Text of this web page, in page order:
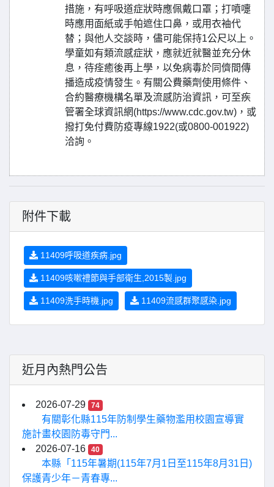
措施，有呼吸道症狀時應佩戴口罩；打噴嚏
時應用面紙或手帕遮住口鼻，或用衣袖代
替；與他人交談時，儘可能保持1公尺以上。
學童如有類流感症狀，應就近就醫並充分休
息，待痊癒後再上學，以免病毒於同儕間傳
播造成疫情發生。有關公費藥劑使用條件、
合約醫療機構名單及流感防治資訊，可至疾
管署全球資訊網(https://www.cdc.gov.tw)，或
撥打免付費防疫專線1922(或0800-001922)
洽詢。
附件下載
11409呼吸道疾病.jpg
11409咳嗽禮節與手部衛生,2015製.jpg
11409洗手時機.jpg 11409流感群聚感染.jpg
近月內熱門公告
2026-07-29 74
有關彰化縣115年防制學生藥物濫用校園宣導實
施計畫校園防毒守門...
2026-07-16
40
本縣「115年暑期(115年7月1日至115年8月31日)
保護青少年－青春專...